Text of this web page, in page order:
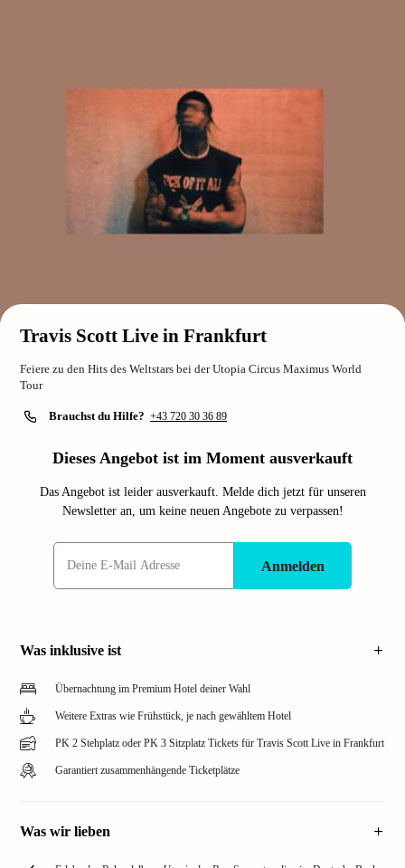
Travis Scott Live in Frankfurt
Feiere zu den Hits des Weltstars bei der Utopia Circus Maximus World
Tour
Brauchst du Hilfe? +43 720 30 36 89
Dieses Angebot ist im Moment ausverkauft
Das Angebot ist leider ausverkauft. Melde dich jetzt für unseren
Newsletter an, um keine neuen Angebote zu verpassen!
Anmelden
Was inklusive ist
Übernachtung im Premium Hotel deiner Wahl
Weitere Extras wie Frühstück, je nach gewähltem Hotel
PK 2 Stehplatz oder PK 3 Sitzplatz Tickets für Travis Scott Live in Frankfurt
Garantiert zusammenhängende Ticketplätze
Was wir lieben